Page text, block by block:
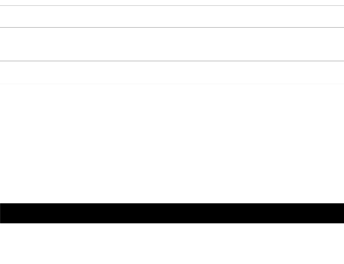
ספר יצירה פרק א' משנה א' 2 ספר